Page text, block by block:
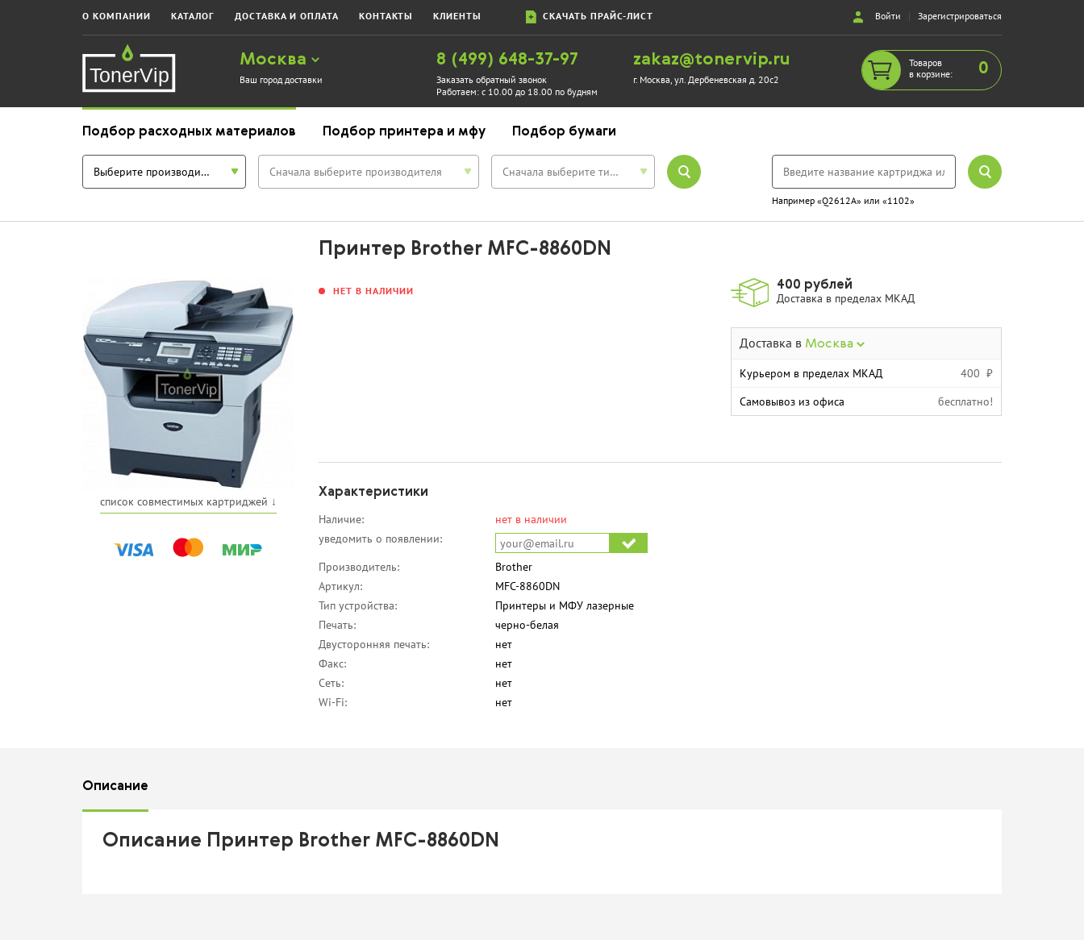
О КОМПАНИИ КАТАЛОГ ДОСТАВКА И ОПЛАТА КОНТАКТЫ КЛИЕНТЫ СКАЧАТЬ ПРАЙС-ЛИСТ Войти | Зарегистрироваться
Москва
Ваш город доставки
8 (499) 648-37-97
Заказать обратный звонок
Работаем: с 10.00 до 18.00 по будням
zakaz@tonervip.ru
г. Москва, ул. Дербеневская д. 20с2
Товаров
в корзине:
0
Подбор расходных материалов Подбор принтера и мфу Подбор бумаги
Выберите производителя Сначала выберите производителя Сначала выберите тип устройства
Например «Q2612A» или «1102»
Принтер Brother MFC-8860DN
список совместимых картриджей ↓
НЕТ В НАЛИЧИИ 400 рублей
Доставка в пределах МКАД
Доставка в Москва
Курьером в пределах МКАД
400 ₽
Самовывоз из офиса
бесплатно!
Характеристики
Наличие:
нет в наличии
уведомить о появлении:
Производитель:
Brother
Артикул:
MFC-8860DN
Тип устройства:
Принтеры и МФУ лазерные
Печать:
черно-белая
Двусторонняя печать:
нет
Факс:
нет
Сеть:
нет
Wi-Fi:
нет
Описание
Описание Принтер Brother MFC-8860DN